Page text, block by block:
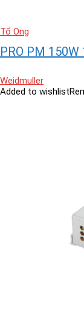
Tổ Ong
PRO PM 150W
Weidmuller
Added to wishlist